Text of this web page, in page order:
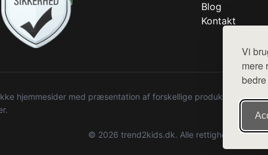
Vi
mere
Blog
Kontakt
hjemmesider med præsentation af forskellige produkter fra
© 2026 trend2kids.dk. Alle rettigheder